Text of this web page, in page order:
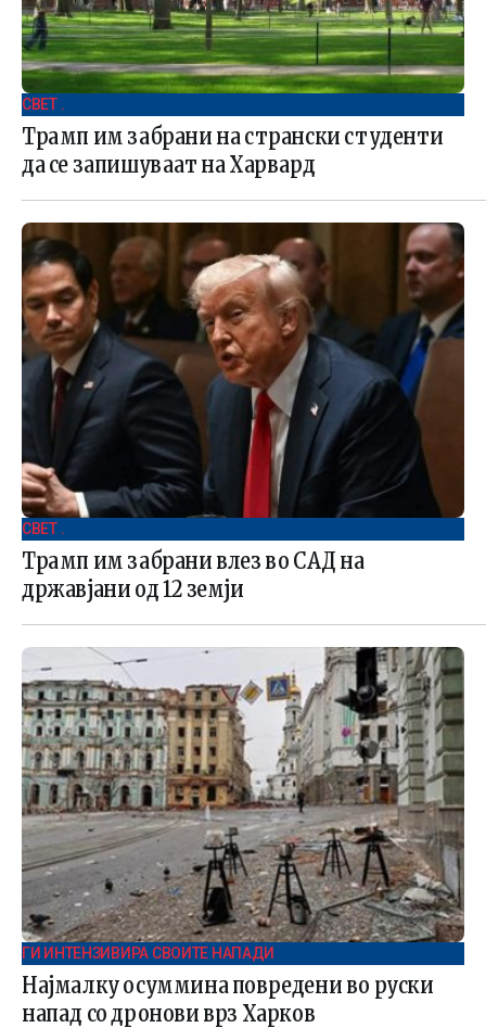
СВЕТ .
Трамп им забрани на странски студенти
да се запишуваат на Харвард
СВЕТ .
Трамп им забрани влез во САД на
државјани од 12 земји
ГИ ИНТЕНЗИВИРА СВОИТЕ НАПАДИ
Најмалку осуммина повредени во руски
напад со дронови врз Харков